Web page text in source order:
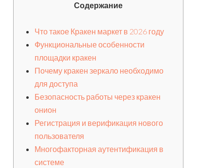
Содержание
Что такое Кракен маркет в 2026 году
Функциональные особенности
площадки кракен
Почему кракен зеркало необходимо
для доступа
Безопасность работы через кракен
онион
Регистрация и верификация нового
пользователя
Многофакторная аутентификация в
системе